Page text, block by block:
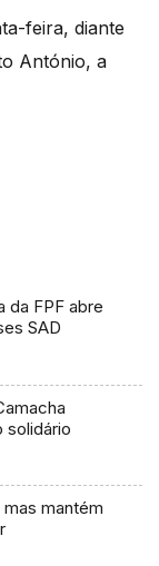
feira, diante
António, a
da FPF abre
SAD
solidário
mantém